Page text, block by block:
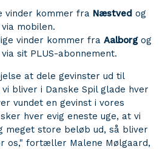
vinder kommer fra Næstved og
mobilen.
vinder kommer fra Aalborgog
sit PLUS-abonnement.
at dele gevinster ud til
bliver i Danske Spil glade hver
vundet en gevinst i vores
hver evig eneste uge, at vi
meget store beløb ud, så bliver
os," fortæller Malene Mølgaard,